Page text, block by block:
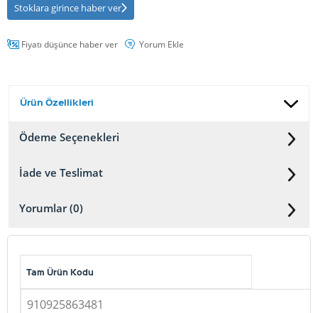
Stoklara girince haber ver
Fiyatı düşünce haber ver Yorum Ekle
Ürün Özellikleri
Ödeme Seçenekleri
İade ve Teslimat
Yorumlar (0)
Tam Ürün Kodu
910925863481